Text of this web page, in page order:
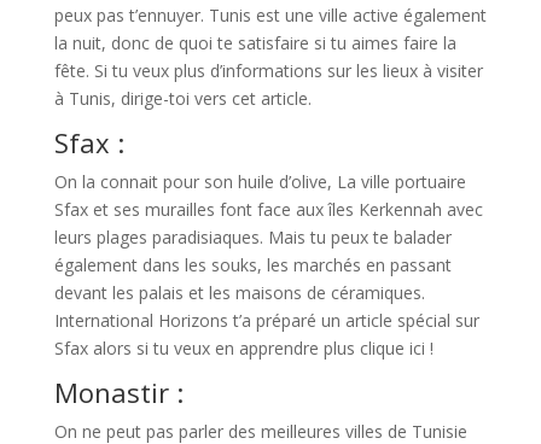
peux pas t’ennuyer. Tunis est une ville active également
la nuit, donc de quoi te satisfaire si tu aimes faire la
fête. Si tu veux plus d’informations sur les lieux à visiter
à Tunis, dirige-toi vers cet article.
Sfax :
On la connait pour son huile d’olive, La ville portuaire
Sfax et ses murailles font face aux îles Kerkennah avec
leurs plages paradisiaques. Mais tu peux te balader
également dans les souks, les marchés en passant
devant les palais et les maisons de céramiques.
International Horizons t’a préparé un article spécial sur
Sfax alors si tu veux en apprendre plus clique ici !
Monastir :
On ne peut pas parler des meilleures villes de Tunisie